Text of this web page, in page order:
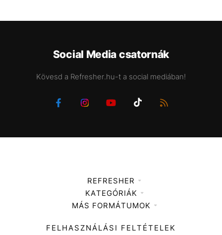
Social Media csatornák
Kövesd a Refresher.hu-t a social mediában!
REFRESHER
Médiaajánlat
KATEGÓRIÁK
Zene
Divat
MÁS FORMÁTUMOK
FELHASZNÁLÁSI FELTÉTELEK